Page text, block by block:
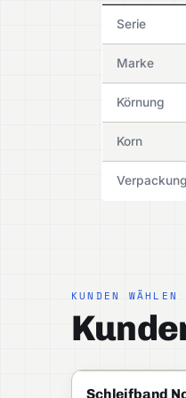
Serie
Marke
Körnung
Korn
Verpackung
KUNDEN WÄHLEN
PROFI
Schleifband